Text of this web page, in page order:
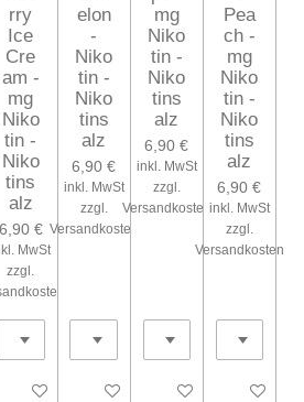
benachrichtigen
rry
Ice
Cre
am -
mg
Niko
tin -
Niko
tins
alz
6,90 €
MwSt
zzgl.
Bei Verfügbarkeit benachrichtigen
elon
-
Niko
tin -
Niko
tins
alz
6,90 €
inkl. MwSt
zzgl.
Versandkosten
Bei Verfügbarkeit
mg
Niko
tin -
Niko
tins
alz
6,90 €
inkl. MwSt
zzgl.
Versandkosten
Bei Verfügbarkeit
Pea
ch -
mg
Niko
tin -
Niko
tins
alz
6,90 €
inkl. MwSt
zzgl.
Versandkosten
Bei